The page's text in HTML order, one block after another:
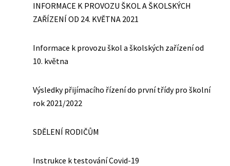
INFORMACE K PROVOZU ŠKOL A ŠKOLSKÝCH
ZAŘÍZENÍ OD 24. KVĚTNA 2021
Informace k provozu škol a školských zařízení od
10. května
Výsledky přijímacího řízení do první třídy pro školní
rok 2021/2022
SDĚLENÍ RODIČŮM
Instrukce k testování Covid-19